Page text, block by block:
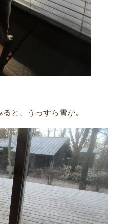
と、うっすら雪が。